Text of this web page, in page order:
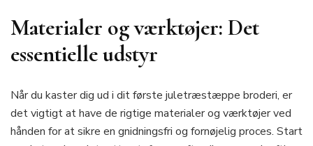
Materialer og værktøjer: Det
essentielle udstyr
Når du kaster dig ud i dit første juletræstæppe broderi, er
det vigtigt at have de rigtige materialer og værktøjer ved
hånden for at sikre en gnidningsfri og fornøjelig proces. Start